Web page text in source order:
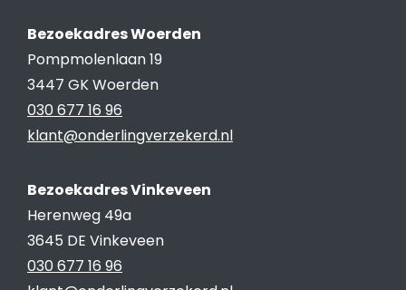
Bezoekadres Woerden
Pompmolenlaan 19
3447 GK Woerden
030 677 16 96
klant@onderlingverzekerd.nl
Bezoekadres Vinkeveen
Herenweg 49a
3645 DE Vinkeveen
030 677 16 96